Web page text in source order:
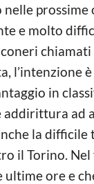
prossime
e molto
l’intenzione
in
addirittura ad
la difficile
il Torino.
ultime ore e